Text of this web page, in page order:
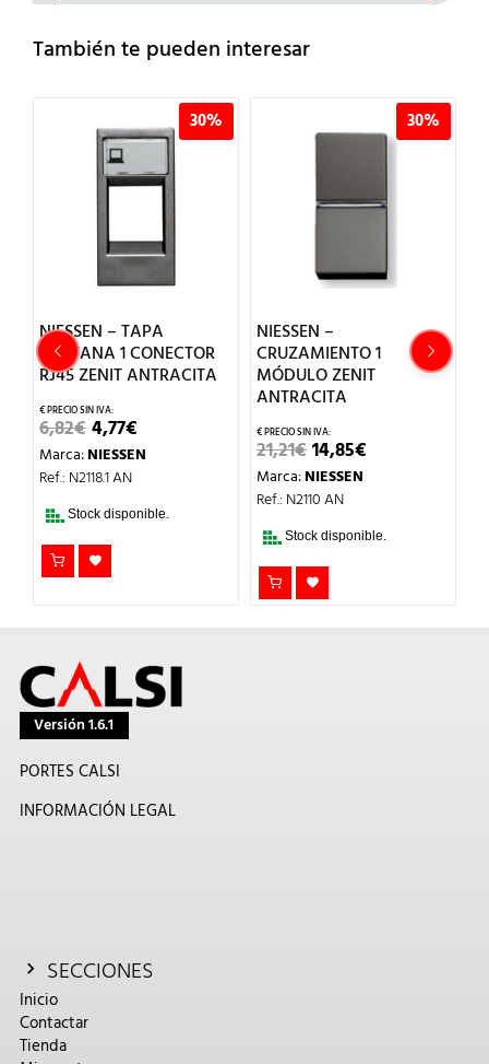
También te pueden interesar
30%
NIESSEN – TAPA
VENTANA 1 CONECTOR
RJ45 ZENIT ANTRACITA
6,82€EL
PRECIO
ORIGINAL
ERA:
4,77€PRECIO
ACTUAL
Marca:NIESSEN
Ref.: N2118.1 AN
Stock disponible.
30%
NIESSEN –
CRUZAMIENTO 1
MÓDULO ZENIT
ANTRACITA
21,21€EL
PRECIO
ORIGINAL
ERA:
14,85€
Marca:NIESSEN
Ref.: N2110 AN
Stock disponible.
Versión 1.6.1
PORTES CALSI
INFORMACIÓN LEGAL
SECCIONES
Inicio
Contactar
Tienda